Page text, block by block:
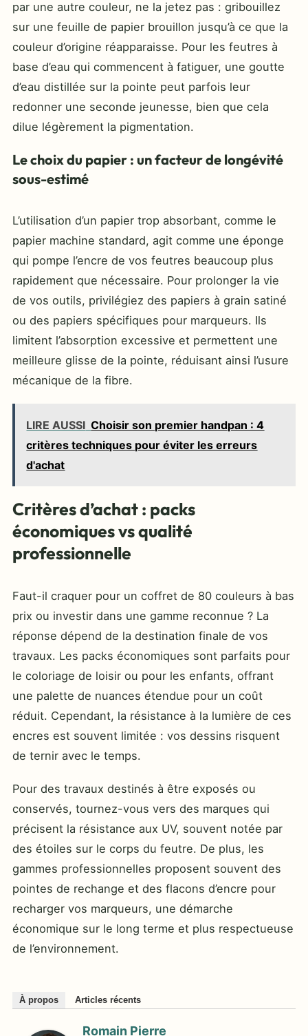
par une autre couleur, ne la jetez pas : gribouillez
sur une feuille de papier brouillon jusqu’à ce que la
couleur d’origine réapparaisse. Pour les feutres à
base d’eau qui commencent à fatiguer, une goutte
d’eau distillée sur la pointe peut parfois leur
redonner une seconde jeunesse, bien que cela
dilue légèrement la pigmentation.
Le choix du papier : un facteur de longévité
sous-estimé
L’utilisation d’un papier trop absorbant, comme le
papier machine standard, agit comme une éponge
qui pompe l’encre de vos feutres beaucoup plus
rapidement que nécessaire. Pour prolonger la vie
de vos outils, privilégiez des papiers à grain satiné
ou des papiers spécifiques pour marqueurs. Ils
limitent l’absorption excessive et permettent une
meilleure glisse de la pointe, réduisant ainsi l’usure
mécanique de la fibre.
LIRE AUSSI Choisir son premier handpan : 4
critères techniques pour éviter les erreurs
d'achat
Critères d’achat : packs
économiques vs qualité
professionnelle
Faut-il craquer pour un coffret de 80 couleurs à bas
prix ou investir dans une gamme reconnue ? La
réponse dépend de la destination finale de vos
travaux. Les packs économiques sont parfaits pour
le coloriage de loisir ou pour les enfants, offrant
une palette de nuances étendue pour un coût
réduit. Cependant, la résistance à la lumière de ces
encres est souvent limitée : vos dessins risquent
de ternir avec le temps.
Pour des travaux destinés à être exposés ou
conservés, tournez-vous vers des marques qui
précisent la résistance aux UV, souvent notée par
des étoiles sur le corps du feutre. De plus, les
gammes professionnelles proposent souvent des
pointes de rechange et des flacons d’encre pour
recharger vos marqueurs, une démarche
économique sur le long terme et plus respectueuse
de l’environnement.
À propos Articles récents
Romain Pierre